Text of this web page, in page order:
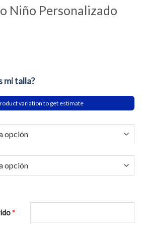
Niño Personalizado
mi talla?
variation to get estimate
*